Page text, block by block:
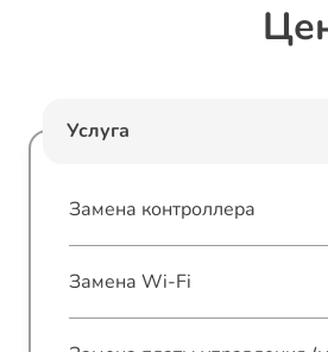
Услуга
Замена контроллера
Замена Wi-Fi